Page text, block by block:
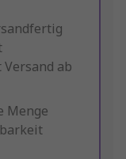
ab
Menge